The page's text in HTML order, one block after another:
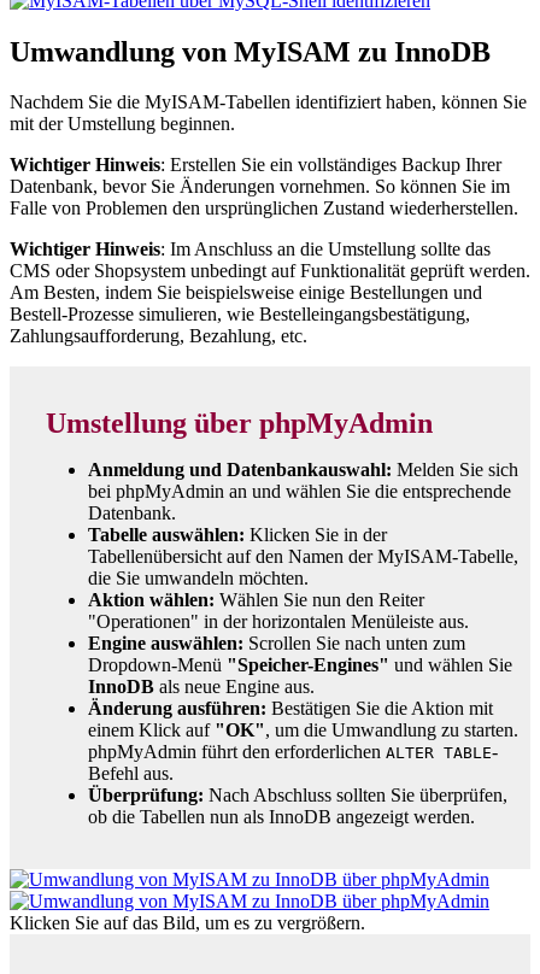
Umwandlung von MyISAM zu InnoDB
Nachdem Sie die MyISAM-Tabellen identifiziert haben, können Sie
mit der Umstellung beginnen.
Wichtiger Hinweis: Erstellen Sie ein vollständiges Backup Ihrer
Datenbank, bevor Sie Änderungen vornehmen. So können Sie im
Falle von Problemen den ursprünglichen Zustand wiederherstellen.
Wichtiger Hinweis: Im Anschluss an die Umstellung sollte das
CMS oder Shopsystem unbedingt auf Funktionalität geprüft werden.
Am Besten, indem Sie beispielsweise einige Bestellungen und
Bestell-Prozesse simulieren, wie Bestelleingangsbestätigung,
Zahlungsaufforderung, Bezahlung, etc.
Umstellung über phpMyAdmin
Anmeldung und Datenbankauswahl: Melden Sie sich
bei phpMyAdmin an und wählen Sie die entsprechende
Datenbank.
Tabelle auswählen: Klicken Sie in der
Tabellenübersicht auf den Namen der MyISAM-Tabelle,
die Sie umwandeln möchten.
Aktion wählen: Wählen Sie nun den Reiter
"Operationen" in der horizontalen Menüleiste aus.
Engine auswählen: Scrollen Sie nach unten zum
Dropdown-Menü "Speicher-Engines" und wählen Sie
InnoDB als neue Engine aus.
Änderung ausführen: Bestätigen Sie die Aktion mit
einem Klick auf "OK", um die Umwandlung zu starten.
phpMyAdmin führt den erforderlichen ALTER TABLE-
Befehl aus.
Überprüfung: Nach Abschluss sollten Sie überprüfen,
ob die Tabellen nun als InnoDB angezeigt werden.
Klicken Sie auf das Bild, um es zu vergrößern.